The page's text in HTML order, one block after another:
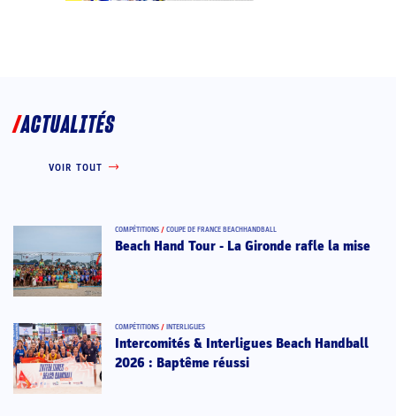
ACTUALITÉS
VOIR TOUT
COMPÉTITIONS / COUPE DE FRANCE BEACHHANDBALL
Beach Hand Tour - La Gironde rafle la mise
COMPÉTITIONS / INTERLIGUES
Intercomités & Interligues Beach Handball
2026 : Baptême réussi